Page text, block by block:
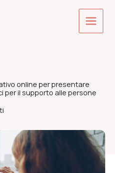
Main
Menu
online per presentare
per il supporto alle persone